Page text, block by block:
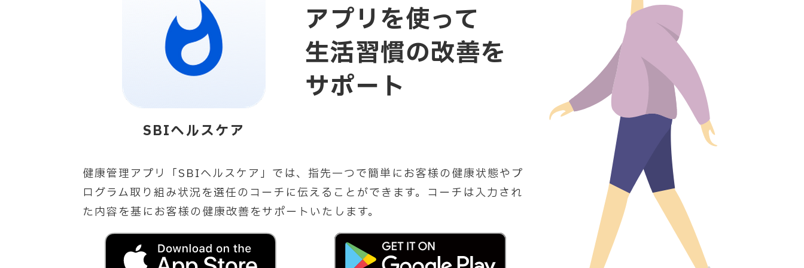
SBIヘルスケア
アプリを使って
生活習慣の改善を
サポート
健康管理アプリ「SBIヘルスケア」では、指先一つで簡単にお客様の健康状態やプ
ログラム取り組み状況を選任のコーチに伝えることができます。コーチは入力され
た内容を基にお客様の健康改善をサポートいたします。